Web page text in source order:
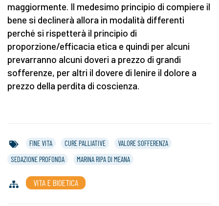
maggiormente. Il medesimo principio di compiere il
bene si declinerà allora in modalità differenti
perché si rispetterà il principio di
proporzione/efficacia etica e quindi per alcuni
prevarranno alcuni doveri a prezzo di grandi
sofferenze, per altri il dovere di lenire il dolore a
prezzo della perdita di coscienza.
FINE VITA CURE PALLIATIVE
VALORE SOFFERENZA
SEDAZIONE PROFONDA
MARINA RIPA DI MEANA
VITA E BIOETICA